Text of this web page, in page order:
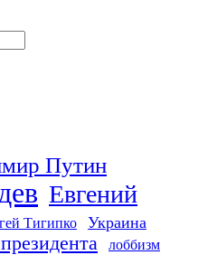
Путин
Евгений
Тигипко Украина
лоббизм